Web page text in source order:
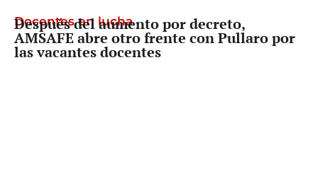
Docentes en lucha
Después del aumento por decreto,
AMSAFE abre otro frente con Pullaro por
las vacantes docentes